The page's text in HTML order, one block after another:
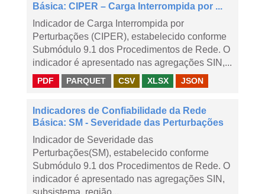
Básica: CIPER – Carga Interrompida por ...
Indicador de Carga Interrompida por
Perturbações (CIPER), estabelecido conforme
Submódulo 9.1 dos Procedimentos de Rede. O
indicador é apresentado nas agregações SIN,...
PDF PARQUET CSV XLSX JSON
Indicadores de Confiabilidade da Rede
Básica: SM - Severidade das Perturbações
Indicador de Severidade das
Perturbações(SM), estabelecido conforme
Submódulo 9.1 dos Procedimentos de Rede. O
indicador é apresentado nas agregações SIN,
subsistema, região...